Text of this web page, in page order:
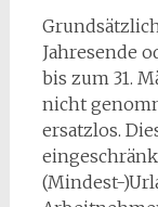
Jahresende
bis zum 31.
nicht
ersatzlos.
(Mindest-